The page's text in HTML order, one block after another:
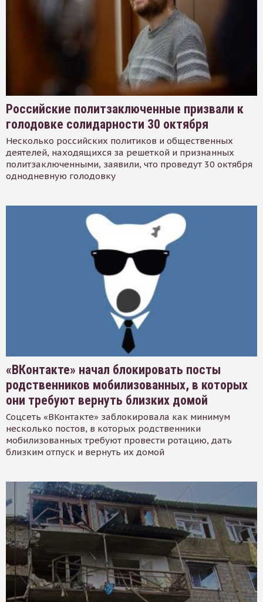
Российские политзаключенные призвали к
голодовке солидарности 30 октября
Несколько российских политиков и общественных
деятелей, находящихся за решеткой и признанных
политзаключенными, заявили, что проведут 30 октября
однодневную голодовку
«ВКонтакте» начал блокировать посты
родственников мобилизованных, в которых
они требуют вернуть близких домой
Соцсеть «ВКонтакте» заблокировала как минимум
несколько постов, в которых родственники
мобилизованных требуют провести ротацию, дать
близким отпуск и вернуть их домой